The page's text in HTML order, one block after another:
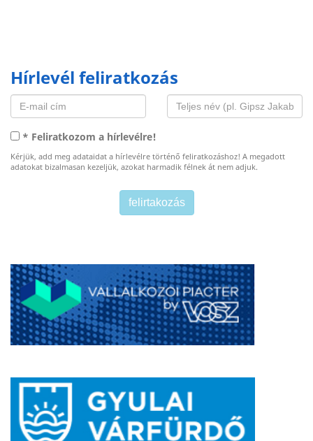
Hírlevél feliratkozás
* Feliratkozom a hírlevélre!
Kérjük, add meg adataidat a hírlevélre történő feliratkozáshoz! A megadott
adatokat bizalmasan kezeljük, azokat harmadik félnek át nem adjuk.